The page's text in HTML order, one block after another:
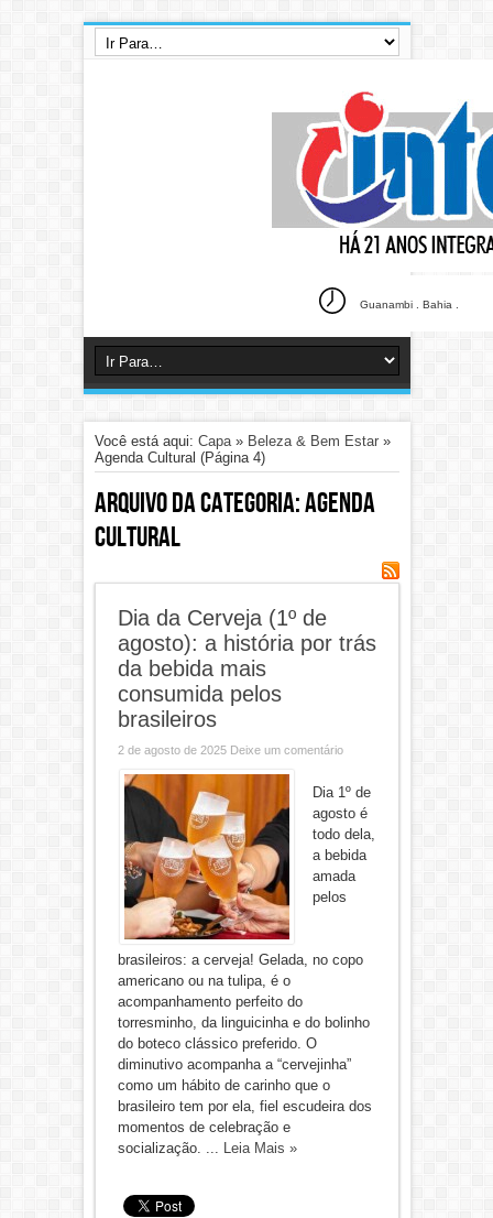
Guanambi . Bahia .
Você está aqui: Capa» Beleza & Bem Estar»
Agenda Cultural (Página 4)
Arquivo da categoria:Agenda
Cultural
Dia da Cerveja (1º de
agosto): a história por trás
da bebida mais
consumida pelos
brasileiros
2 de agosto de 2025 Deixe um comentário
Dia 1º de
agosto é
todo dela,
a bebida
amada
pelos
brasileiros: a cerveja! Gelada, no copo
americano ou na tulipa, é o
acompanhamento perfeito do
torresminho, da linguicinha e do bolinho
do boteco clássico preferido. O
diminutivo acompanha a “cervejinha”
como um hábito de carinho que o
brasileiro tem por ela, fiel escudeira dos
momentos de celebração e
socialização. ... Leia Mais »